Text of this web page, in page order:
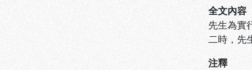
全文內容
先生為實
二時，先
注釋